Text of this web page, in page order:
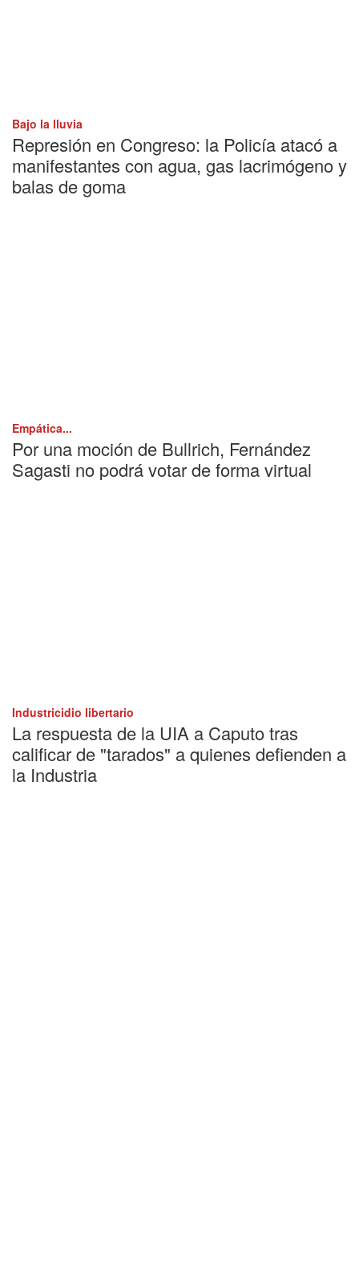
Bajo la lluvia
Represión en Congreso: la Policía atacó a
manifestantes con agua, gas lacrimógeno y
balas de goma
Empática...
Por una moción de Bullrich, Fernández
Sagasti no podrá votar de forma virtual
Industricidio libertario
La respuesta de la UIA a Caputo tras
calificar de "tarados" a quienes defienden a
la Industria